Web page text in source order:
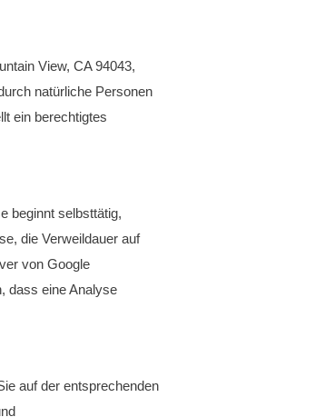
View, CA 94043,
natürliche Personen
ein berechtigtes
beginnt selbsttätig,
die Verweildauer auf
von Google
dass eine Analyse
auf der entsprechenden